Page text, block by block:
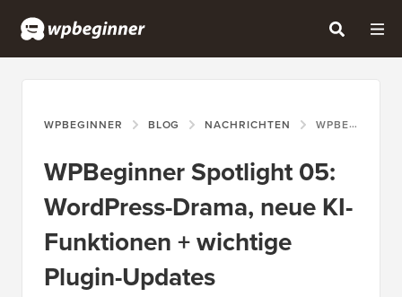
WPBEGINNER BLOG NACHRICHTEN WPBEGINNER SPOTLIGHT 05: WORDPRESS-DRAMA, NEUE KI-FUNKTIONEN + WICHTIGE PLUGIN-UPDATES
WPBeginner Spotlight 05:
WordPress-Drama, neue KI-
Funktionen + wichtige
Plugin-Updates